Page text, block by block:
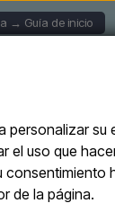
→ Guía de inicio
ducha de mano -
personalizar su
el uso que
consentimiento
de la página.